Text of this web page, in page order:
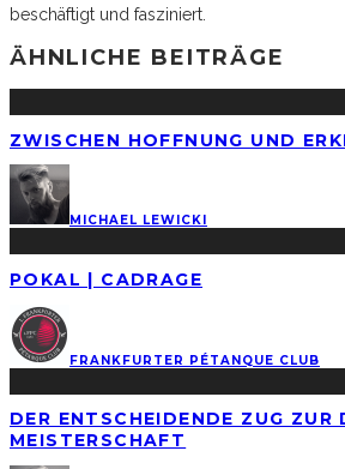
beschäftigt und fasziniert.
ÄHNLICHE BEITRÄGE
ZWISCHEN HOFFNUNG UND
MICHAEL LEWICKI
POKAL | CADRAGE
FRANKFURTER PÉTANQUE CLUB
DER ENTSCHEIDENDE ZUG ZUR
MEISTERSCHAFT